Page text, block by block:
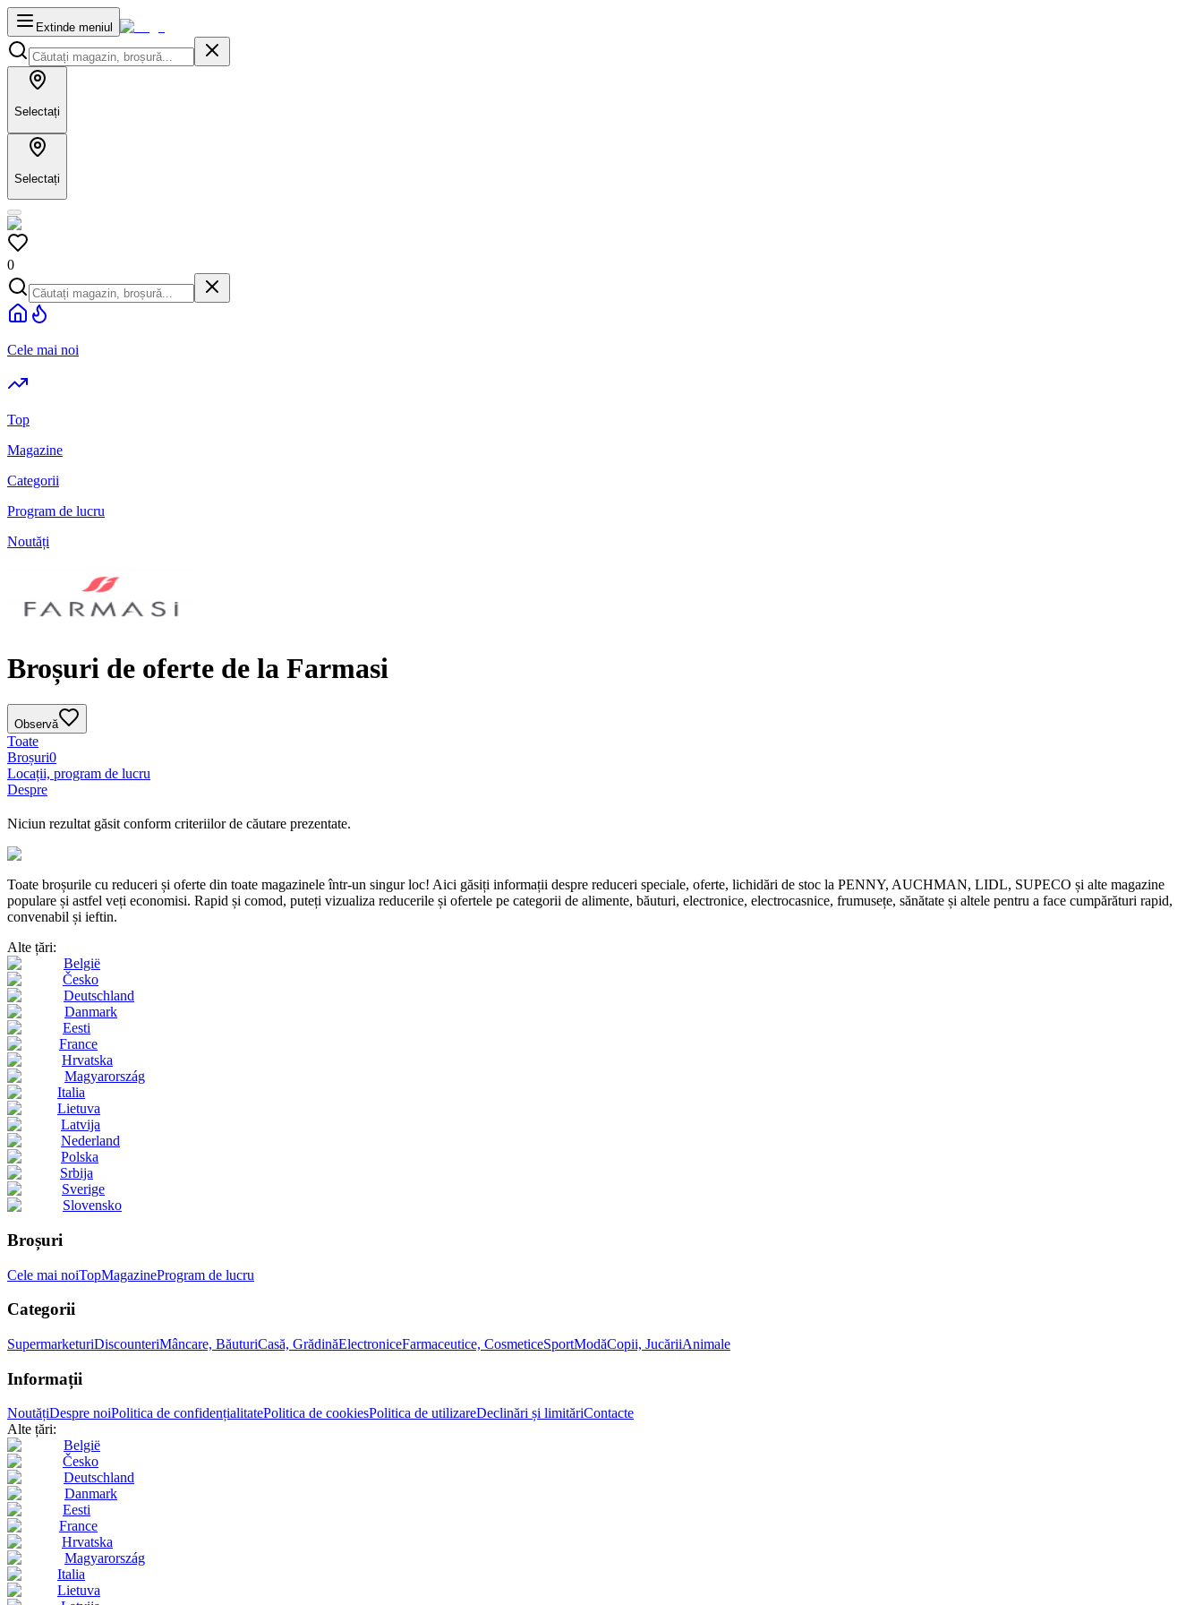
Extinde meniul
Selectați
Selectați
0
Cele mai noi
Top
Magazine
Categorii
Program de lucru
Noutăți
Broșuri de oferte de la Farmasi
Observă
Toate
Broșuri0
Locații, program de lucru
Despre
Niciun rezultat găsit conform criteriilor de căutare prezentate.
Toate broșurile cu reduceri și oferte din toate magazinele într-un singur loc! Aici găsiți informații despre reduceri speciale, oferte, lichidări de stoc la PENNY, AUCHMAN, LIDL, SUPECO și alte magazine
populare și astfel veți economisi. Rapid și comod, puteți vizualiza reducerile și ofertele pe categorii de alimente, băuturi, electronice, electrocasnice, frumusețe, sănătate și altele pentru a face cumpărături rapid,
convenabil și ieftin.
Alte țări:
België
Česko
Deutschland
Danmark
Eesti
France
Hrvatska
Magyarország
Italia
Lietuva
Latvija
Nederland
Polska
Srbija
Sverige
Slovensko
Broșuri
Cele mai noiTopMagazineProgram de lucru
Categorii
SupermarketuriDiscounteriMâncare, BăuturiCasă, GrădinăElectroniceFarmaceutice, CosmeticeSportModăCopii, JucăriiAnimale
Informații
NoutățiDespre noiPolitica de confidențialitatePolitica de cookiesPolitica de utilizareDeclinări și limităriContacte
Alte țări:
België
Česko
Deutschland
Danmark
Eesti
France
Hrvatska
Magyarország
Italia
Lietuva